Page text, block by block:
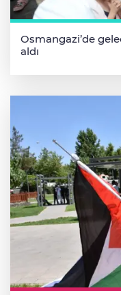
Osmangazi’de
aldı